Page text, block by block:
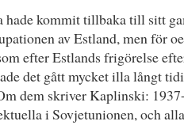
hade kommit tillbaka till sitt
av Estland, men för
efter Estlands frigörelse
det gått mycket illa långt
dem skriver Kaplinski:
i Sovjetunionen, och